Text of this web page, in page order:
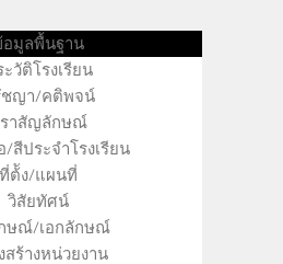
มูลพื้นฐาน
วัติโรงเรียน
ญา/คติพจน์
าสัญลักษณ์
/สีประจำโรงเรียน
ที่ต้ัง/แผนที่
วิสัยทัศน์
ษณ์/เอกลักษณ์
สร้างหน่วยงาน